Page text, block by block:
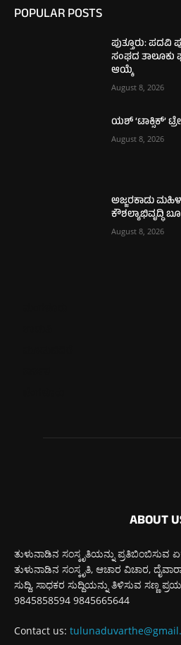
POPULAR POSTS
ಪುತ್ತೂರು: ಪದವಿ
ಸಂಘದ ತಾಲೂಕು
ಆಯ್ಕೆ
August 8, 2026
ಯಶ್ ‘ಟಾಕ್ಸಿಕ್’
August 8, 2026
ಅಜ್ಜರಕಾಡು
ಕೌಶಲ್ಯಾಭಿವೃದ್ಧಿ
August 8, 2026
ABOUT
ತುಳುನಾಡಿನ ಸಂಸ್ಕೃತಿಯನ್ನು ಪ್ರತಿಬಿಂಬಿಸುವ
ತುಳುನಾಡಿನ ಸಂಸ್ಕೃತಿ, ಆಚಾರ ವಿಚಾರ,
ಸುದ್ದಿ, ಸಾಧಕರ ಸುದ್ದಿಯನ್ನು ತಿಳಿಸುವ ಸಣ್ಣ
9845858594 9845665644
Contact us: